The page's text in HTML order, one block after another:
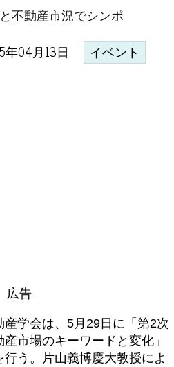
不動産市況でシンポ
年04月13日 イベント
広告
学会は、5月29日に「第2次
市場のキーワードと変化」
う。片山義博慶大教授によ